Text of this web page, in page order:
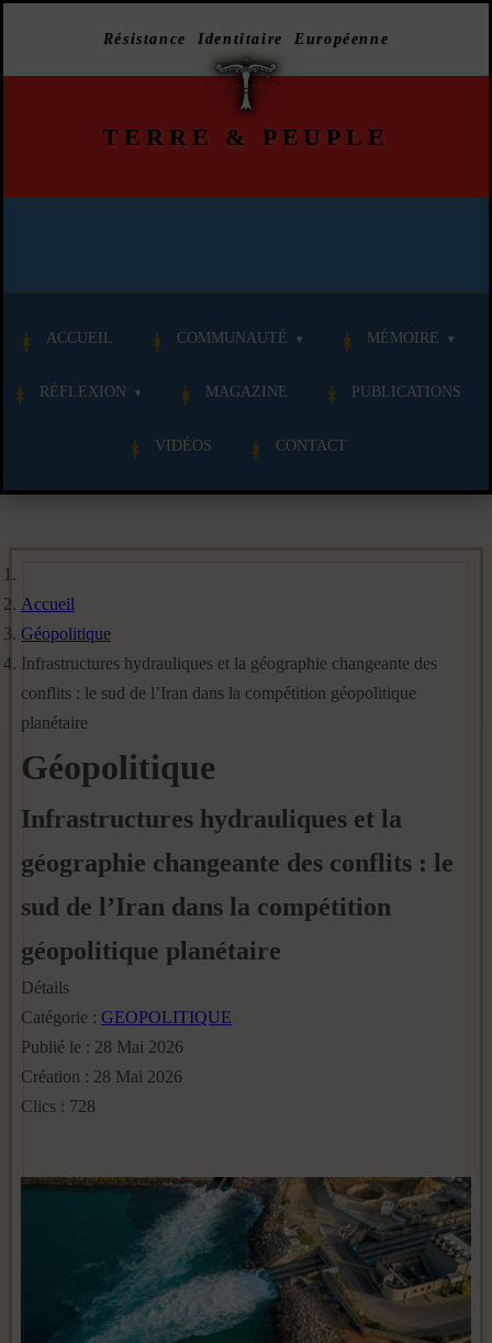
Résistance Identitaire Européenne
TERRE & PEUPLE
ACCUEIL COMMUNAUTÉ MÉMOIRE
RÉFLEXION MAGAZINE PUBLICATIONS
VIDÉOS CONTACT
Accueil
Géopolitique
Infrastructures hydrauliques et la géographie changeante des
conflits : le sud de l’Iran dans la compétition géopolitique
planétaire
Géopolitique
Infrastructures hydrauliques et la
géographie changeante des conflits : le
sud de l’Iran dans la compétition
géopolitique planétaire
Détails
Catégorie : GEOPOLITIQUE
Publié le : 28 Mai 2026
Création : 28 Mai 2026
Clics : 728